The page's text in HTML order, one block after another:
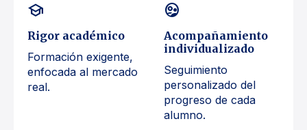
school
Rigor académico
Formación exigente,
enfocada al mercado
real.
supervised_user_circle
Acompañamiento
individualizado
Seguimiento
personalizado del
progreso de cada
alumno.